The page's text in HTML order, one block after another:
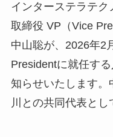
インターステラテク
取締役 VP（Vice
中山聡が、2026年2
Presidentに就任す
知らせいたします
川との共同代表とし